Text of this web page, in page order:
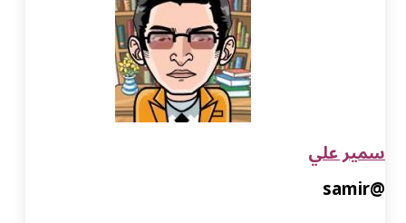
سمير علي
@samir